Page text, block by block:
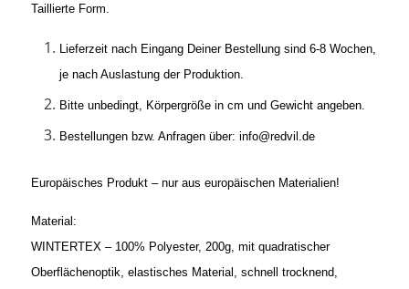
Taillierte Form.
Lieferzeit nach Eingang Deiner Bestellung sind 6-8 Wochen,
je nach Auslastung der Produktion.
Bitte unbedingt, Körpergröße in cm und Gewicht angeben.
Bestellungen bzw. Anfragen über: info@redvil.de
Europäisches Produkt – nur aus europäischen Materialien!
Material:
WINTERTEX – 100% Polyester, 200g, mit quadratischer
Oberflächenoptik, elastisches Material, schnell trocknend,